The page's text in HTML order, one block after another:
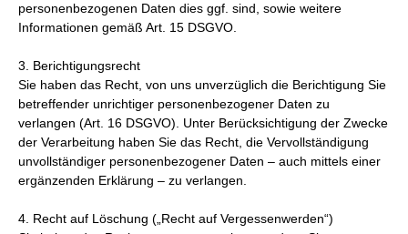
personenbezogenen Daten dies ggf. sind, sowie weitere
Informationen gemäß Art. 15 DSGVO.
3. Berichtigungsrecht
Sie haben das Recht, von uns unverzüglich die Berichtigung Sie
betreffender unrichtiger personenbezogener Daten zu
verlangen (Art. 16 DSGVO). Unter Berücksichtigung der Zwecke
der Verarbeitung haben Sie das Recht, die Vervollständigung
unvollständiger personenbezogener Daten – auch mittels einer
ergänzenden Erklärung – zu verlangen.
4. Recht auf Löschung („Recht auf Vergessenwerden“)